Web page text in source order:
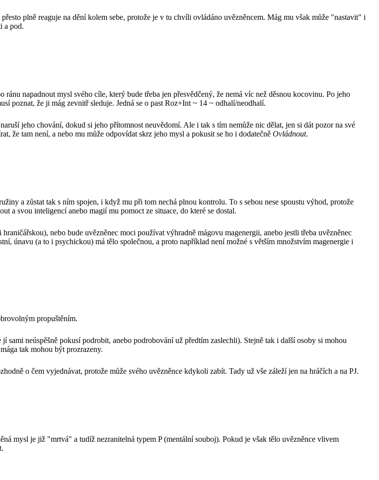
plně reaguje na dění kolem sebe, protože je v tu chvíli ovládáno uvězněncem. Mág mu však může "nastavit" i
a pod.
napadnout mysl svého cíle, který bude třeba jen přesvědčený, že nemá víc než děsnou kocovinu. Po jeho
poznat, že ji mág zevnitř sleduje. Jedná se o past Roz+Int ~ 14 ~ odhalí/neodhalí.
jeho chování, dokud si jeho přítomnost neuvědomí. Ale i tak s tím nemůže nic dělat, jen si dát pozor na své
že tam není, a nebo mu může odpovídat skrz jeho mysl a pokusit se ho i dodatečně Ovládnout.
a zůstat tak s ním spojen, i když mu při tom nechá plnou kontrolu. To s sebou nese spoustu výhod, protože
a svou inteligencí anebo magií mu pomoct ze situace, do které se dostal.
nebo bude uvězněnec moci používat výhradně mágovu magenergii, anebo jestli třeba uvězněnec
únavu (a to i psychickou) má tělo společnou, a proto například není možné s větším množstvím magenergie i
propuštěním.
neúspěšně pokusí podrobit, anebo podrobování už předtím zaslechli). Stejně tak i další osoby si mohou
tak mohou být prozrazeny.
o čem vyjednávat, protože může svého uvězněnce kdykoli zabít. Tady už vše záleží jen na hráčích a na PJ.
mysl je již "mrtvá" a tudíž nezranitelná typem P (mentální souboj). Pokud je však tělo uvězněnce vlivem